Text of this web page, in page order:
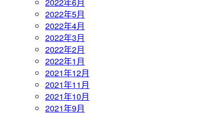
2022年5月
2022年4月
2022年3月
2022年2月
2022年1月
2021年12月
2021年11月
2021年10月
2021年9月